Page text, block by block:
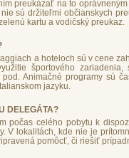
preukázať na to
sú držiteľmi občianskych
kartu a vodičský preukaz.
a hoteloch sú v cene
športového zariadenia,
Animačné programy sú
jazyku.
DELEGÁTA?
počas celého pobytu k
V lokalitách, kde nie je
pomôcť, či riešiť